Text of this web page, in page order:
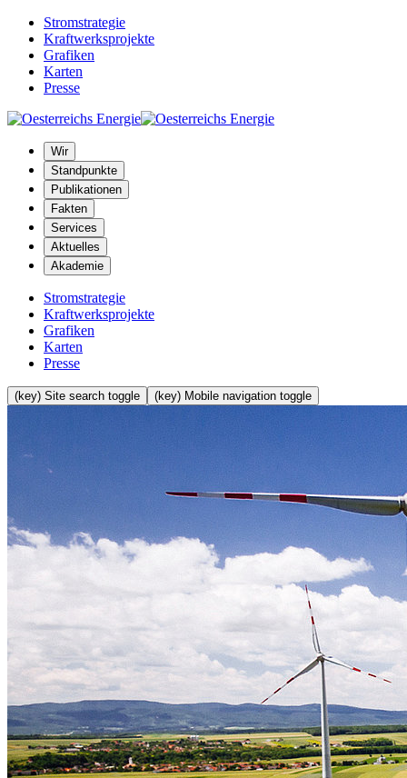
Stromstrategie
Kraftwerksprojekte
Grafiken
Karten
Presse
Wir
Standpunkte
Publikationen
Fakten
Services
Aktuelles
Akademie
Stromstrategie
Kraftwerksprojekte
Grafiken
Karten
Presse
(key) Site search toggle (key) Mobile navigation toggle